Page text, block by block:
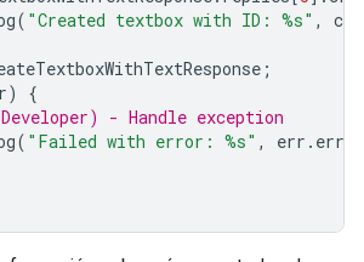
( "Created textbox with ID: %s" ,
;
)
{
- Handle exception
( "Failed with error: %s" , err . error